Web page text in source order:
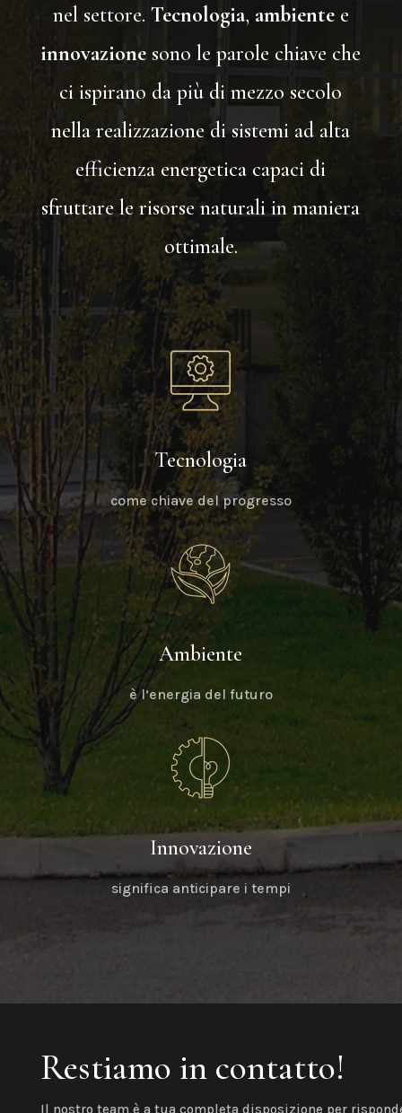
nel settore. Tecnologia, ambientee
innovazione sono le parole chiave che
ci ispirano da più di mezzo secolo
nella realizzazione di sistemi ad alta
efficienza energetica capaci di
sfruttare le risorse naturali in maniera
ottimale.
Tecnologia
come chiave del progresso
Ambiente
è l’energia del futuro
Innovazione
significa anticipare i tempi
Restiamo in contatto!
Il nostro team è a tua completa disposizione per